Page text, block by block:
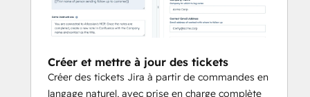
Créer et mettre à jour des tickets
Créer des tickets Jira à partir de commandes en
langage naturel, avec prise en charge complète